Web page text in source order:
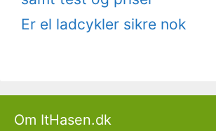
Er el ladcykler sikre nok
Om ItHasen.dk